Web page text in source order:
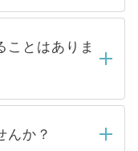
はご連絡をせて
お待ちくださ
っている求人の
らご覧いただ
非公開求人は
は公開してい
のある医療機
ことはありま
一切ありませ
定をいただい
んか？